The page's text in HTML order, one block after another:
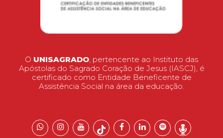
O UNISAGRADO, pertencente ao Instituto das
Apóstolas do Sagrado Coração de Jesus (IASCJ), é
certificado como Entidade Beneficente de
Assistência Social na área da educação.